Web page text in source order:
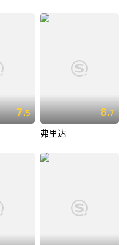
7.5 8.7
弗里达